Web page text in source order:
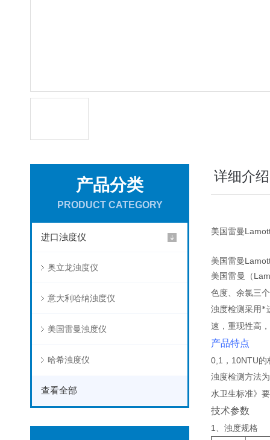
产品分类
PRODUCT CATEGORY
进口浊度仪
奥立龙浊度仪
意大利哈纳浊度仪
美国雷曼浊度仪
哈希浊度仪
查看全部
详细介绍
美国雷曼
美国雷曼
美国雷曼
（
色度、余氯三
浊度检测采用*
速，重现性高
产品特点
0,1，10NTU的
浊度检测方法
水卫生标准》
技术参数
1、浊度规格